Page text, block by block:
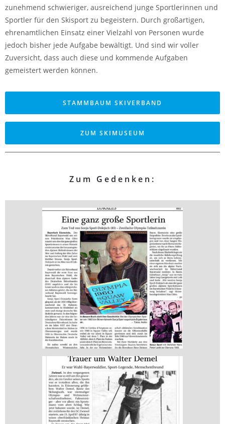
zunehmend schwieriger, ausreichend junge Sportlerinnen und
Sportler für den Skisport zu begeistern. Durch großartigen,
ehrenamtlichen Einsatz einer Vielzahl von Personen wurde
jedoch bisher jede Aufgabe bewältigt. Und sind wir voller
Zuversicht, dass auch diese und kommende Aufgaben
gemeistert werden können.
STAMMBAUM SKIVERBAND
ZUM SKIMUSEUM
Zum Gedenken: